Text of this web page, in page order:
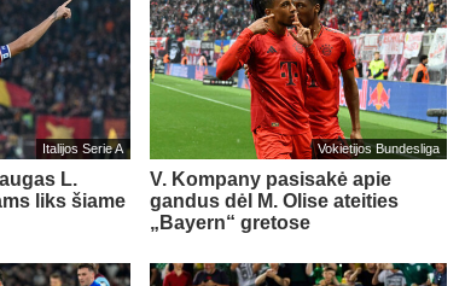
Italijos Serie A
L.
liks šiame
Vokietijos Bundesliga
V. Kompany pasisakė apie
gandus dėl M. Olise ateities
„Bayern“ gretose